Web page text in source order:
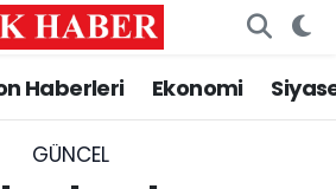
Haberleri Ekonomi
GÜNCEL
HABERLERİ